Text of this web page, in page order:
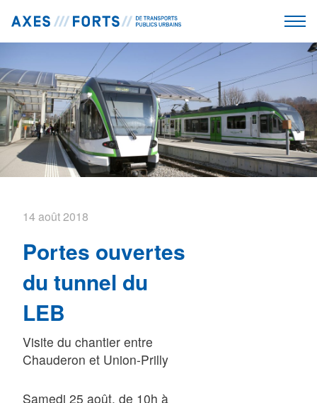
14 août 2018
Portes ouvertes
du tunnel du
LEB
Visite du chantier entre
Chauderon et Union-Prilly
Samedi 25 août, de 10h à